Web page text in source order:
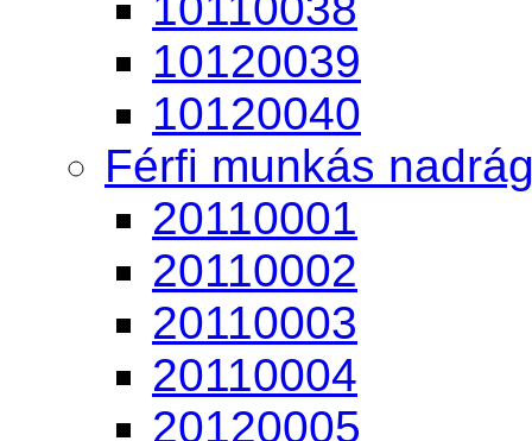
10120039
10120040
Férfi munkás
20110001
20110002
20110003
20110004
20120005